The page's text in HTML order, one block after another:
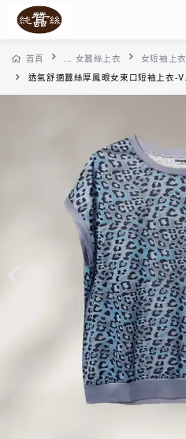
首頁 ... 女蠶絲上衣
女短袖上衣
透氣舒適蠶絲厚鳳眼女束口短袖上衣-VWL3BE15N4(雲層豹紋-煙灰藍)